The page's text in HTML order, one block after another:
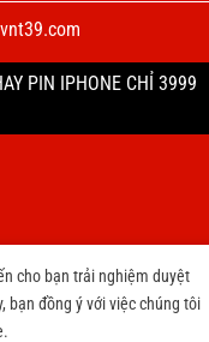
PIN IPHONE CHỈ 3999
cho bạn trải nghiệm duyệt
bạn đồng ý với việc chúng tôi